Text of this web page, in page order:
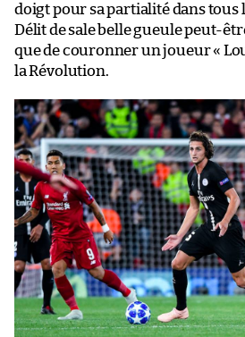
doigt pour sa partialité dans tous
Délit de sale belle gueule peut-
que de couronner un joueur «
la Révolution.